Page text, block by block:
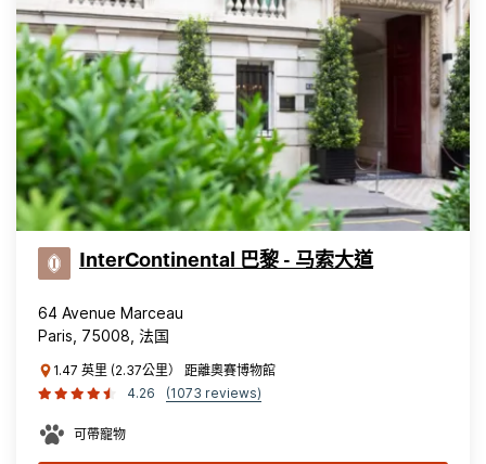
InterContinental 巴黎 - 马索大道
64 Avenue Marceau
Paris, 75008, 法国
1.47 英里 (2.37公里） 距離奧賽博物館
4.26
(1073 reviews)
可帶寵物